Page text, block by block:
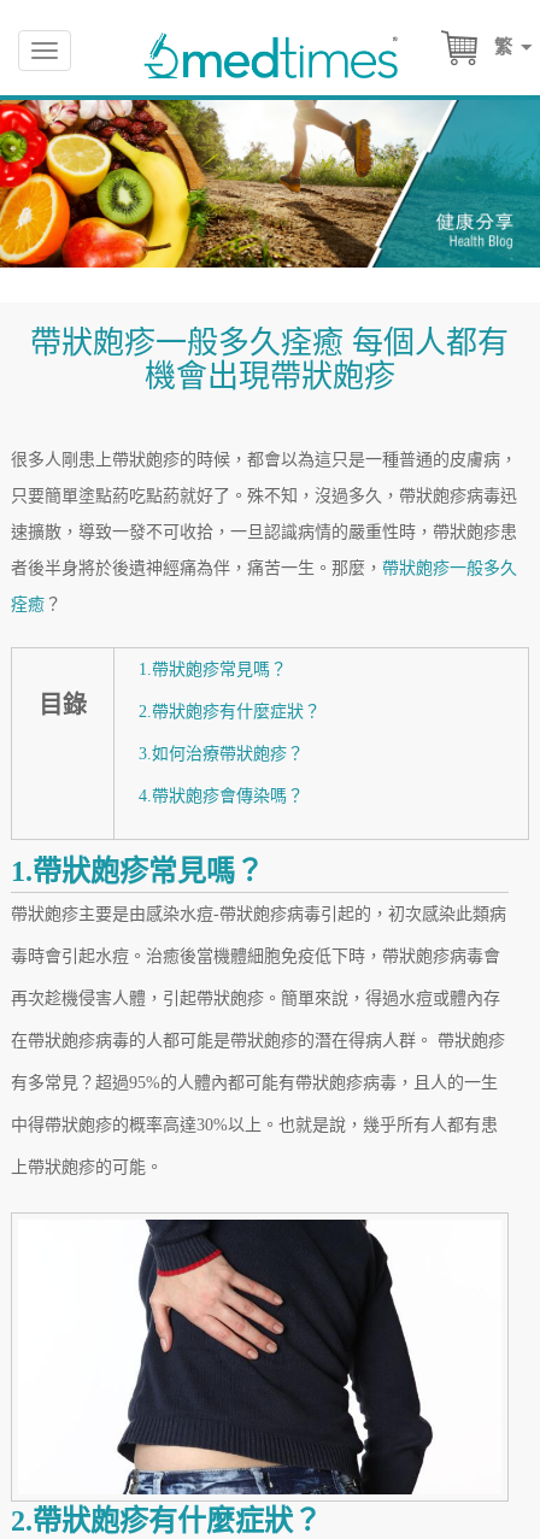
繁
Toggle
navigation
帶狀皰疹一般多久痊癒 每個人都有
機會出現帶狀皰疹
很多人剛患上帶狀皰疹的時候，都會以為這只是一種普通的皮膚病，
只要簡單塗點葯吃點葯就好了。殊不知，沒過多久，帶狀皰疹病毒迅
速擴散，導致一發不可收拾，一旦認識病情的嚴重性時，帶狀皰疹患
者後半身將於後遺神經痛為伴，痛苦一生。那麼， 帶狀皰疹一般多久
痊癒？
目錄
1.帶狀皰疹常見嗎？
2.帶狀皰疹有什麼症狀？
3.如何治療帶狀皰疹？
4.帶狀皰疹會傳染嗎？
1.帶狀皰疹常見嗎？
帶狀皰疹主要是由感染水痘-帶狀皰疹病毒引起的，初次感染此類病
毒時會引起水痘。治癒後當機體細胞免疫低下時，帶狀皰疹病毒會
再次趁機侵害人體，引起帶狀皰疹。簡單來說，得過水痘或體內存
在帶狀皰疹病毒的人都可能是帶狀皰疹的潛在得病人群。 帶狀皰疹
有多常見？超過95%的人體內都可能有帶狀皰疹病毒，且人的一生
中得帶狀皰疹的概率高達30%以上。也就是說，幾乎所有人都有患
上帶狀皰疹的可能。
2.帶狀皰疹有什麼症狀？